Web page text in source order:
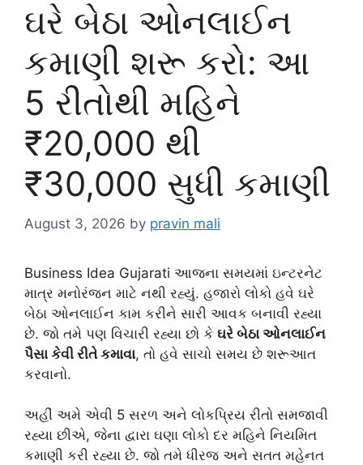
ઘરે બેઠા ઓનલાઈન
કમાણી શરૂ કરો: આ
5 રીતોથી મહિને
₹20,000 થી
₹30,000 સુધી કમાણી
August 3, 2026 by pravin mali
Business Idea Gujarati આજના સમયમાં ઇન્ટરનેટ
માત્ર મનોરંજન માટે નથી રહ્યું. હજારો લોકો હવે ઘરે
બેઠા ઓનલાઈન કામ કરીને સારી આવક બનાવી રહ્યા
છે. જો તમે પણ વિચારી રહ્યા છો કે ઘરે બેઠા ઓનલાઈન
પૈસા કેવી રીતે કમાવા, તો હવે સાચો સમય છે શરૂઆત
કરવાનો.
અહીં અમે એવી 5 સરળ અને લોકપ્રિય રીતો સમજાવી
રહ્યા છીએ, જેના દ્વારા ઘણા લોકો દર મહિને નિયમિત
કમાણી કરી રહ્યા છે. જો તમે ધીરજ અને સતત મહેનત